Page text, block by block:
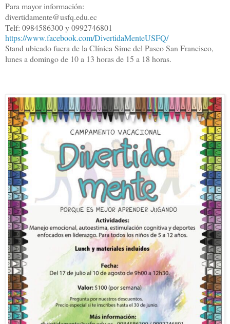
Para mayor información:
divertidamente@usfq.edu.ec
Telf: 0984586300 y 0992746801
https://www.facebook.com/DivertidaMenteUSFQ/
Stand ubicado fuera de la Clínica Sime del Paseo San Francisco,
lunes a domingo de 10 a 13 horas de 15 a 18 horas.